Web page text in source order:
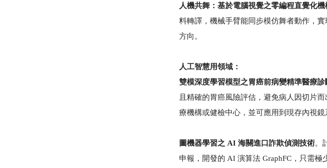
人機共舞：基於電腦視覺之零編程直覺化
料轉譯，機械手臂能同步模仿舞者動作，
方向。
人工智慧用領域：
雙模深度學習模型之胃癌前病變精準醫療診
且精確的胃癌風險評估，避免病人因切片
療機構或健檢中心，並可應用到現存內視鏡
圖機器學習之 AI 海關進口詐欺偵測技術。
申報，開發的 AI 演算法 GraphFC，只需